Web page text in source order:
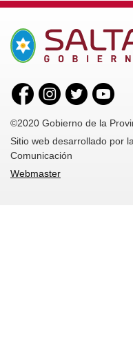
©2020 Gobierno de la
Sitio web desarrollado por
Comunicación
Webmaster